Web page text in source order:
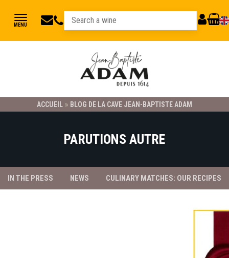
jbadam@jb-
03
89
78
MY CART
MENU
ACCUEIL » BLOG DE LA CAVE JEAN-BAPTISTE ADAM
PARUTIONS AUTRE
IN THE PRESS NEWS CULINARY MATCHES: OUR RECIPES